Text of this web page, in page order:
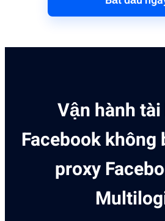
Vận hành
Facebook
proxy